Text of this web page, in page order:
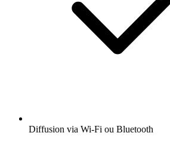
Diffusion via Wi-Fi ou Bluetooth